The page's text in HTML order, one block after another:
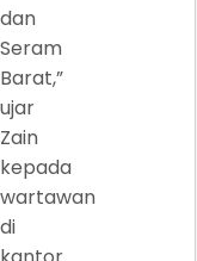
dan
Seram
Barat,”
ujar
Zain
kepada
wartawan
di